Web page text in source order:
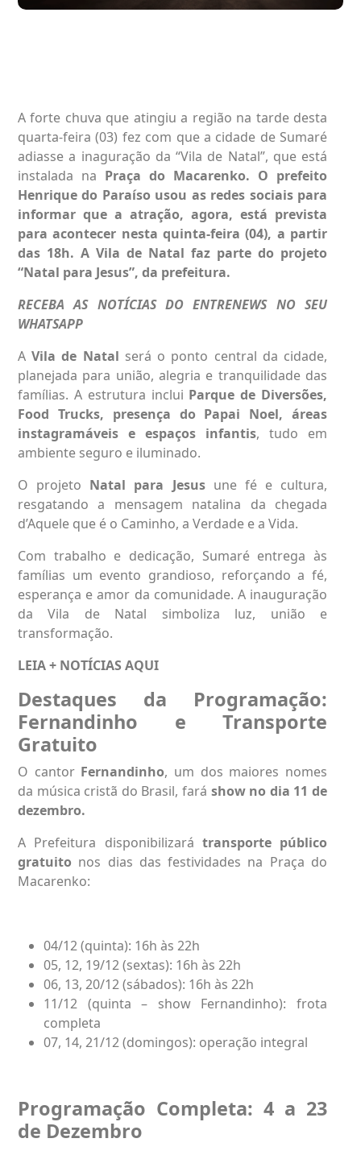
A forte chuva que atingiu a região na tarde desta
quarta-feira (03) fez com que a cidade de Sumaré
adiasse a inaguração da “Vila de Natal”, que está
instalada na Praça do Macarenko. O prefeito
Henrique do Paraíso usou as redes sociais para
informar que a atração, agora, está prevista
para acontecer nesta quinta-feira (04), a partir
das 18h. A Vila de Natal faz parte do projeto
“Natal para Jesus”, da prefeitura.
RECEBA AS NOTÍCIAS DO ENTRENEWS NO SEU
WHATSAPP
AVila de Natal será o ponto central da cidade,
planejada para união, alegria e tranquilidade das
famílias. A estrutura inclui Parque de Diversões,
Food Trucks, presença do Papai Noel, áreas
instagramáveis e espaços infantis, tudo em
ambiente seguro e iluminado.
O projeto Natal para Jesusune fé e cultura,
resgatando a mensagem natalina da chegada
d’Aquele que é o Caminho, a Verdade e a Vida.
Com trabalho e dedicação, Sumaré entrega às
famílias um evento grandioso, reforçando a fé,
esperança e amor da comunidade. A inauguração
da Vila de Natal simboliza luz, união e
transformação.
LEIA + NOTÍCIAS AQUI
Destaques da Programação:
Fernandinho e Transporte
Gratuito
O cantor Fernandinho, um dos maiores nomes
da música cristã do Brasil, fará show no dia 11 de
dezembro.
A Prefeitura disponibilizará transporte público
gratuito nos dias das festividades na Praça do
Macarenko:
04/12 (quinta): 16h às 22h
05, 12, 19/12 (sextas): 16h às 22h
06, 13, 20/12 (sábados): 16h às 22h
11/12 (quinta – show Fernandinho): frota
completa
07, 14, 21/12 (domingos): operação integral
Programação Completa: 4 a 23
de Dezembro